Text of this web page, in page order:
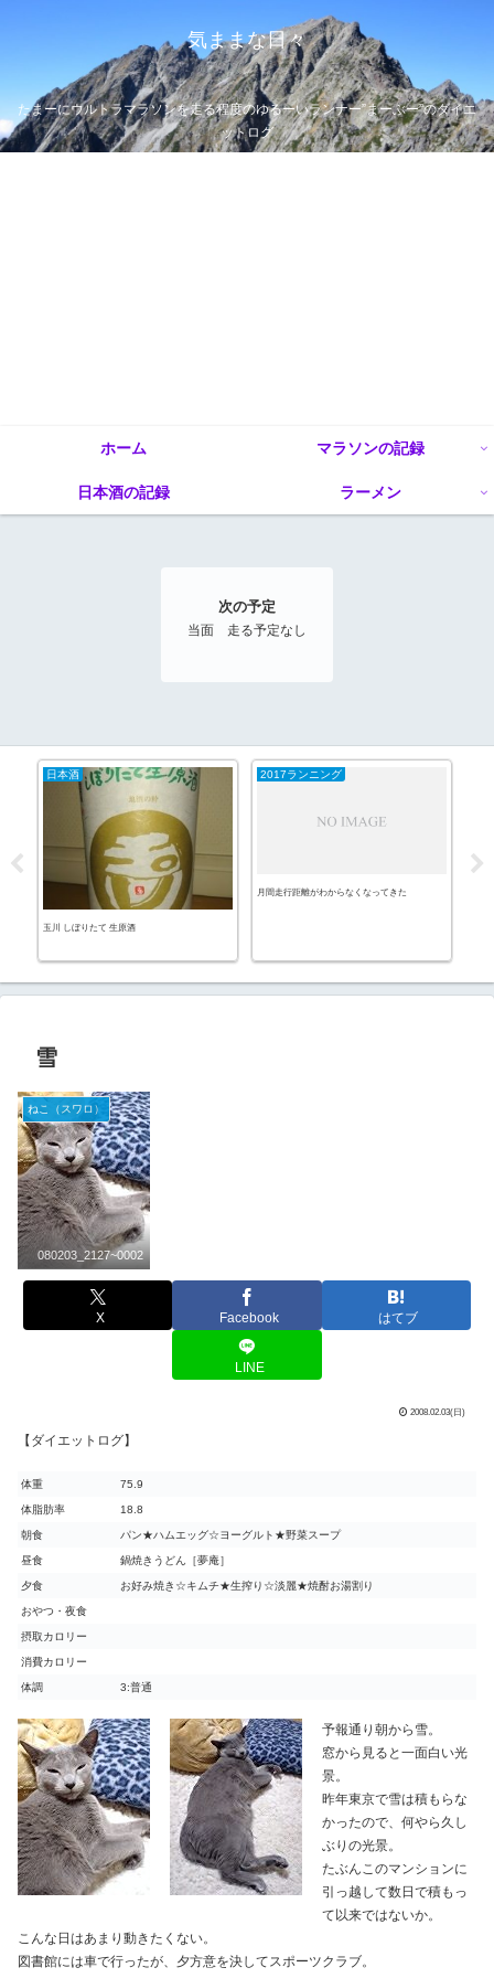
気ままな日々
たまーにウルトラマラソンを走る程度のゆるーいランナー”まーぶー”のダイエ
ットログ
ホーム マラソンの記録
日本酒の記録 ラーメン
次の予定
当面 走る予定なし
日本酒
玉川 しぼりたて 生原酒
2017ランニング
月間走行距離がわからなくなってきた
雪
ねこ（スワロ）
080203_2127~0002
X Facebook はてブ
LINE
2008.02.03(日)
【ダイエットログ】
体重 75.9
体脂肪率 18.8
朝食 パン★ハムエッグ☆ヨーグルト★野菜スープ
昼食 鍋焼きうどん［夢庵］
夕食 お好み焼き☆キムチ★生搾り☆淡麗★焼酎お湯割り
おやつ・夜食
摂取カロリー
消費カロリー
体調 3:普通
予報通り朝から雪。
窓から見ると一面白い光
景。
昨年東京で雪は積もらな
かったので、何やら久し
ぶりの光景。
たぶんこのマンションに
引っ越して数日で積もっ
て以来ではないか。
こんな日はあまり動きたくない。
図書館には車で行ったが、夕方意を決してスポーツクラブ。